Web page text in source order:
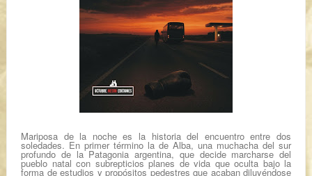
Mariposa de la nochees la historia del encuentro entre dos
soledades. En primer término la de Alba, una muchacha del sur
profundo de la Patagonia argentina, que decide marcharse del
pueblo natal con subrepticios planes de vida que oculta bajo la
forma de estudios y propósitos pedestres que acaban diluyéndose